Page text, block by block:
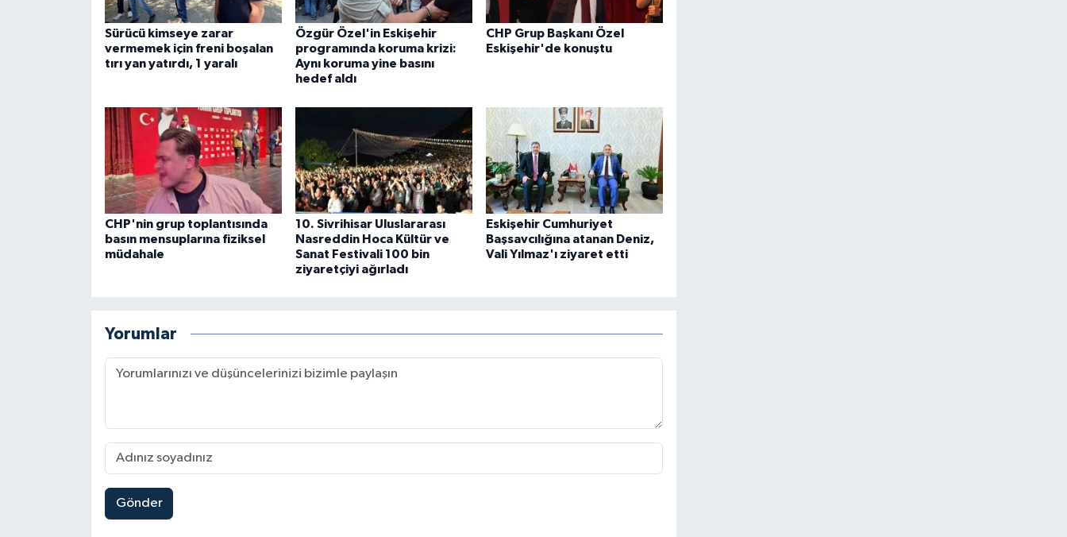
Sürücü kimseye zarar
vermemek için freni boşalan
tırı yan yatırdı, 1 yaralı
Özgür Özel'in Eskişehir
programında koruma krizi:
Aynı koruma yine basını
hedef aldı
CHP Grup Başkanı Özel
Eskişehir'de konuştu
CHP'nin grup toplantısında
basın mensuplarına fiziksel
müdahale
10. Sivrihisar Uluslararası
Nasreddin Hoca Kültür ve
Sanat Festivali 100 bin
ziyaretçiyi ağırladı
Eskişehir Cumhuriyet
Başsavcılığına atanan Deniz,
Vali Yılmaz'ı ziyaret etti
Yorumlar
Gönder